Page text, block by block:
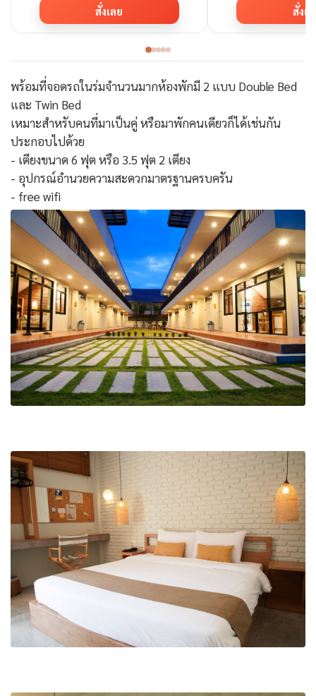
สั่งเลย สั่งเ
พร้อมที่จอดรถในร่มจำนวนมากห้องพักมี 2 แบบ Double Bed
และ Twin Bed
เหมาะสำหรับคนที่มาเป็นคู่ หรือมาพักคนเดียวก็ได้เช่นกัน
ประกอบไปด้วย
- เตียงขนาด 6 ฟุต หรือ 3.5 ฟุต 2 เตียง
- อุปกรณ์อำนวยความสะดวกมาตรฐานครบครัน
- free wifi